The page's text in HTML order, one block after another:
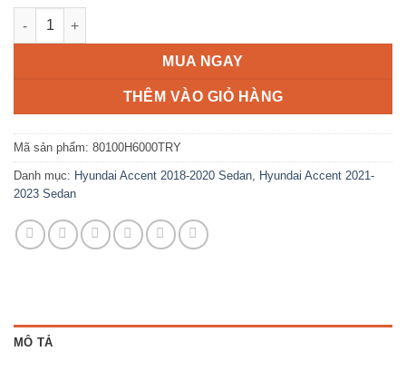
Túi khí vô lăng Accent Chính hãng 2018-2023 số lượng
MUA NGAY
THÊM VÀO GIỎ HÀNG
Mã sản phẩm: 80100H6000TRY
Danh mục: Hyundai Accent 2018-2020 Sedan, Hyundai Accent 2021-
2023 Sedan
MÔ TẢ